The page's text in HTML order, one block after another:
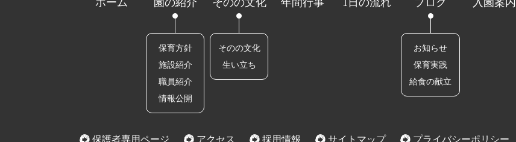
保育方針
施設紹介
職員紹介
情報公開
そのの文化
生い立ち
お知らせ
保育実践
給食の献立
保護者専用ページ アクセス 採用情報 サイトマップ プライバシーポリシー